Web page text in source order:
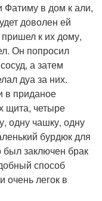
Фатиму в дом к али,
доволен ей
к их дому,
Он попросил
а затем
дуа за них.
в приданое
щита, четыре
одну чашку, одну
бурдюк для
заключен брак
способ
очень легок в